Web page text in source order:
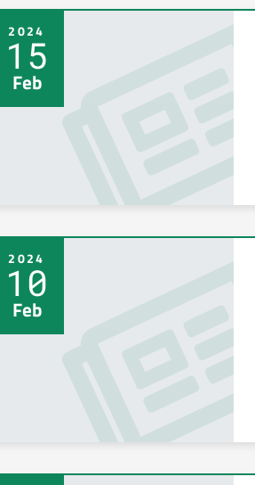
2024
15
Feb
2024
10
Feb